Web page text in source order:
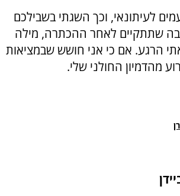
לעיתונאי, וכך השגתי בשבילכם
שתתקיים לאחר ההכתרה, מילה
הרגע. אם כי אני חושש שבמציאות
מהדמיון החולני שלי.